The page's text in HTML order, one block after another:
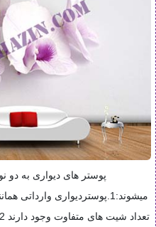
پوستر های دیواری به دو
میشوند:1
.پوستردیواری وارداتی
تعداد شیت های متفاوت وجود دارند 2.پوستر های دیواری چاپی همانند